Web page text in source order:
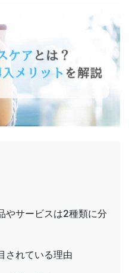
やサービスは2種類に分
されている理由